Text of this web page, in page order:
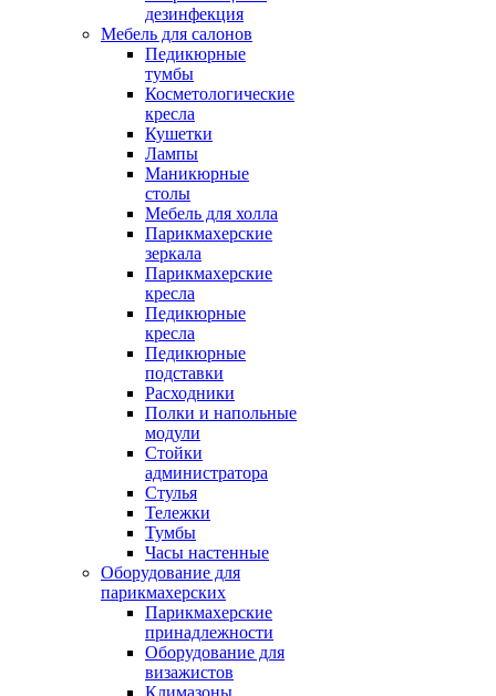
дезинфекция
Мебель для салонов
Педикюрные
тумбы
Косметологические
кресла
Кушетки
Лампы
Маникюрные
столы
Мебель для холла
Парикмахерские
зеркала
Парикмахерские
кресла
Педикюрные
кресла
Педикюрные
подставки
Расходники
Полки и напольные
модули
Стойки
администратора
Стулья
Тележки
Тумбы
Часы настенные
Оборудование для
парикмахерских
Парикмахерские
принадлежности
Оборудование для
визажистов
Климазоны